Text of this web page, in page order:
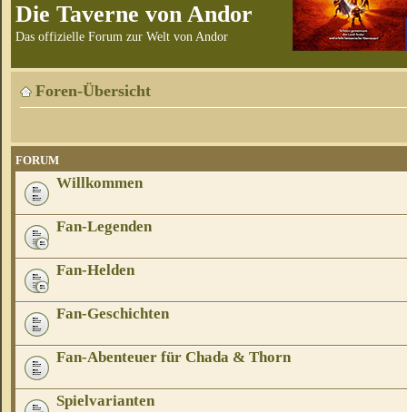
Die Taverne von Andor
Das offizielle Forum zur Welt von Andor
Foren-Übersicht
FORUM
Willkommen
Fan-Legenden
Fan-Helden
Fan-Geschichten
Fan-Abenteuer für Chada & Thorn
Spielvarianten